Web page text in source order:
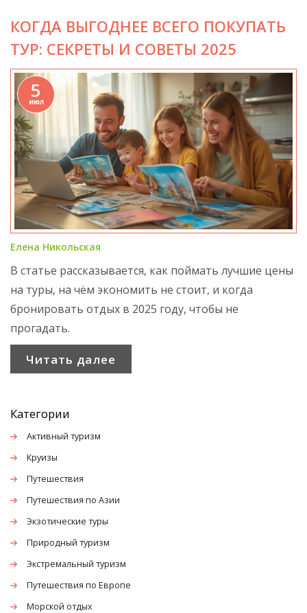
КОГДА ВЫГОДНЕЕ ВСЕГО ПОКУПАТЬ
ТУР: СЕКРЕТЫ И СОВЕТЫ 2025
5
июл
Елена Никольская
В статье рассказывается, как поймать лучшие цены
на туры, на чём экономить не стоит, и когда
бронировать отдых в 2025 году, чтобы не
прогадать.
Читать далее
Категории
Активный туризм
Круизы
Путешествия
Путешествия по Азии
Экзотические туры
Природный туризм
Экстремальный туризм
Путешествия по Европе
Морской отдых